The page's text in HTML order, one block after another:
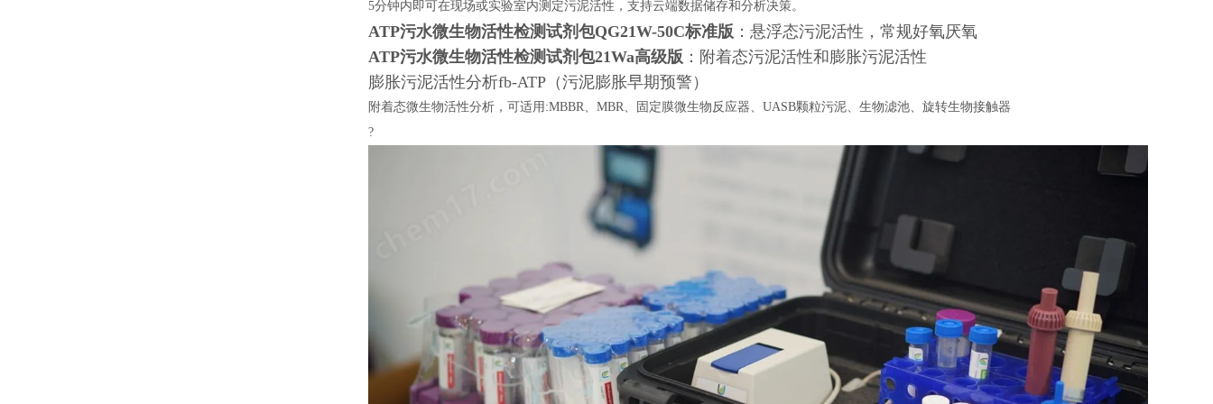
5分钟内即可在现场或实验室内测定污泥活性，支持云端数据储存和分析决策。
ATP污水微生物活性检测试剂包QG21W-50C标准版 ：悬浮态污泥活性，常规好氧厌氧
ATP污水微生物活性检测试剂包21Wa高级版 ：附着态污泥活性和膨胀污泥活性
膨胀污泥活性分析fb-ATP（污泥膨胀早期预警）
附着态微生物活性分析，可适用:MBBR、MBR、固定膜微生物反应器、UASB颗粒污泥、生物滤池、旋转生物接触器
?